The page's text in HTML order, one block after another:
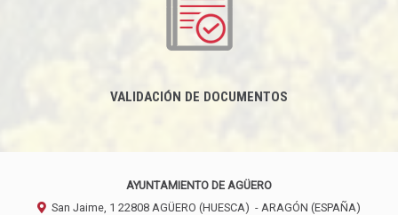
VALIDACIÓN DE DOCUMENTOS
AYUNTAMIENTO DE AGÜERO
San Jaime, 1 22808 AGÜERO (HUESCA) - ARAGÓN (ESPAÑA)